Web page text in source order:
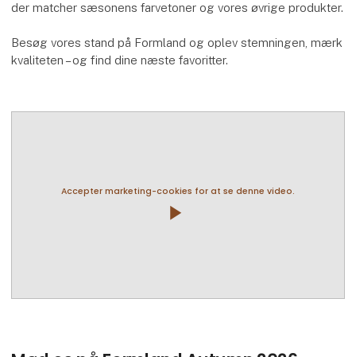
der matcher sæsonens farvetoner og vores øvrige produkter.
Besøg vores stand på Formland og oplev stemningen, mærk
kvaliteten – og find dine næste favoritter.
Accepter marketing-cookies for at se denne video.
play_arrow